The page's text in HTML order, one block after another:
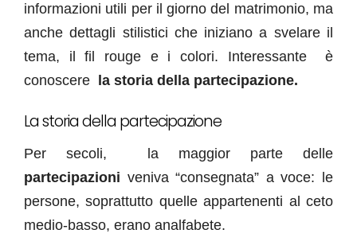
informazioni utili per il giorno del matrimonio, ma
anche dettagli stilistici che iniziano a svelare il
tema, il fil rouge e i colori. Interessante è
conoscere
la storia della partecipazione.
La storia della partecipazione
Per secoli, la maggior parte delle
partecipazioni veniva “consegnata” a voce: le
persone, soprattutto quelle appartenenti al ceto
medio-basso, erano analfabete.